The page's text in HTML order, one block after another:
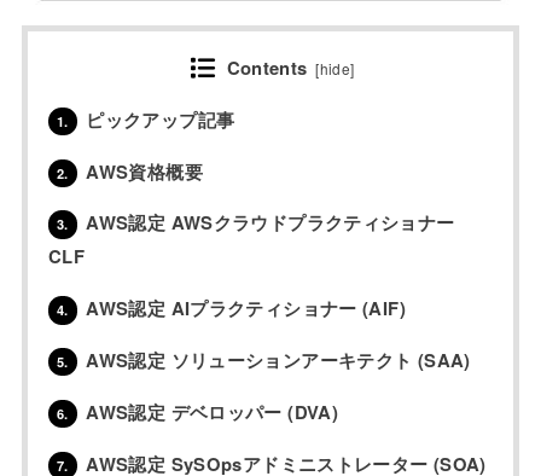
Contents [hide]
1. ピックアップ記事
2. AWS資格概要
3.
AWS認定 AWSクラウドプラクティショナー
CLF
4. AWS認定 AIプラクティショナー (AIF)
5. AWS認定 ソリューションアーキテクト (SAA)
6. AWS認定 デベロッパー (DVA)
7. AWS認定 SySOpsアドミニストレーター (SOA)